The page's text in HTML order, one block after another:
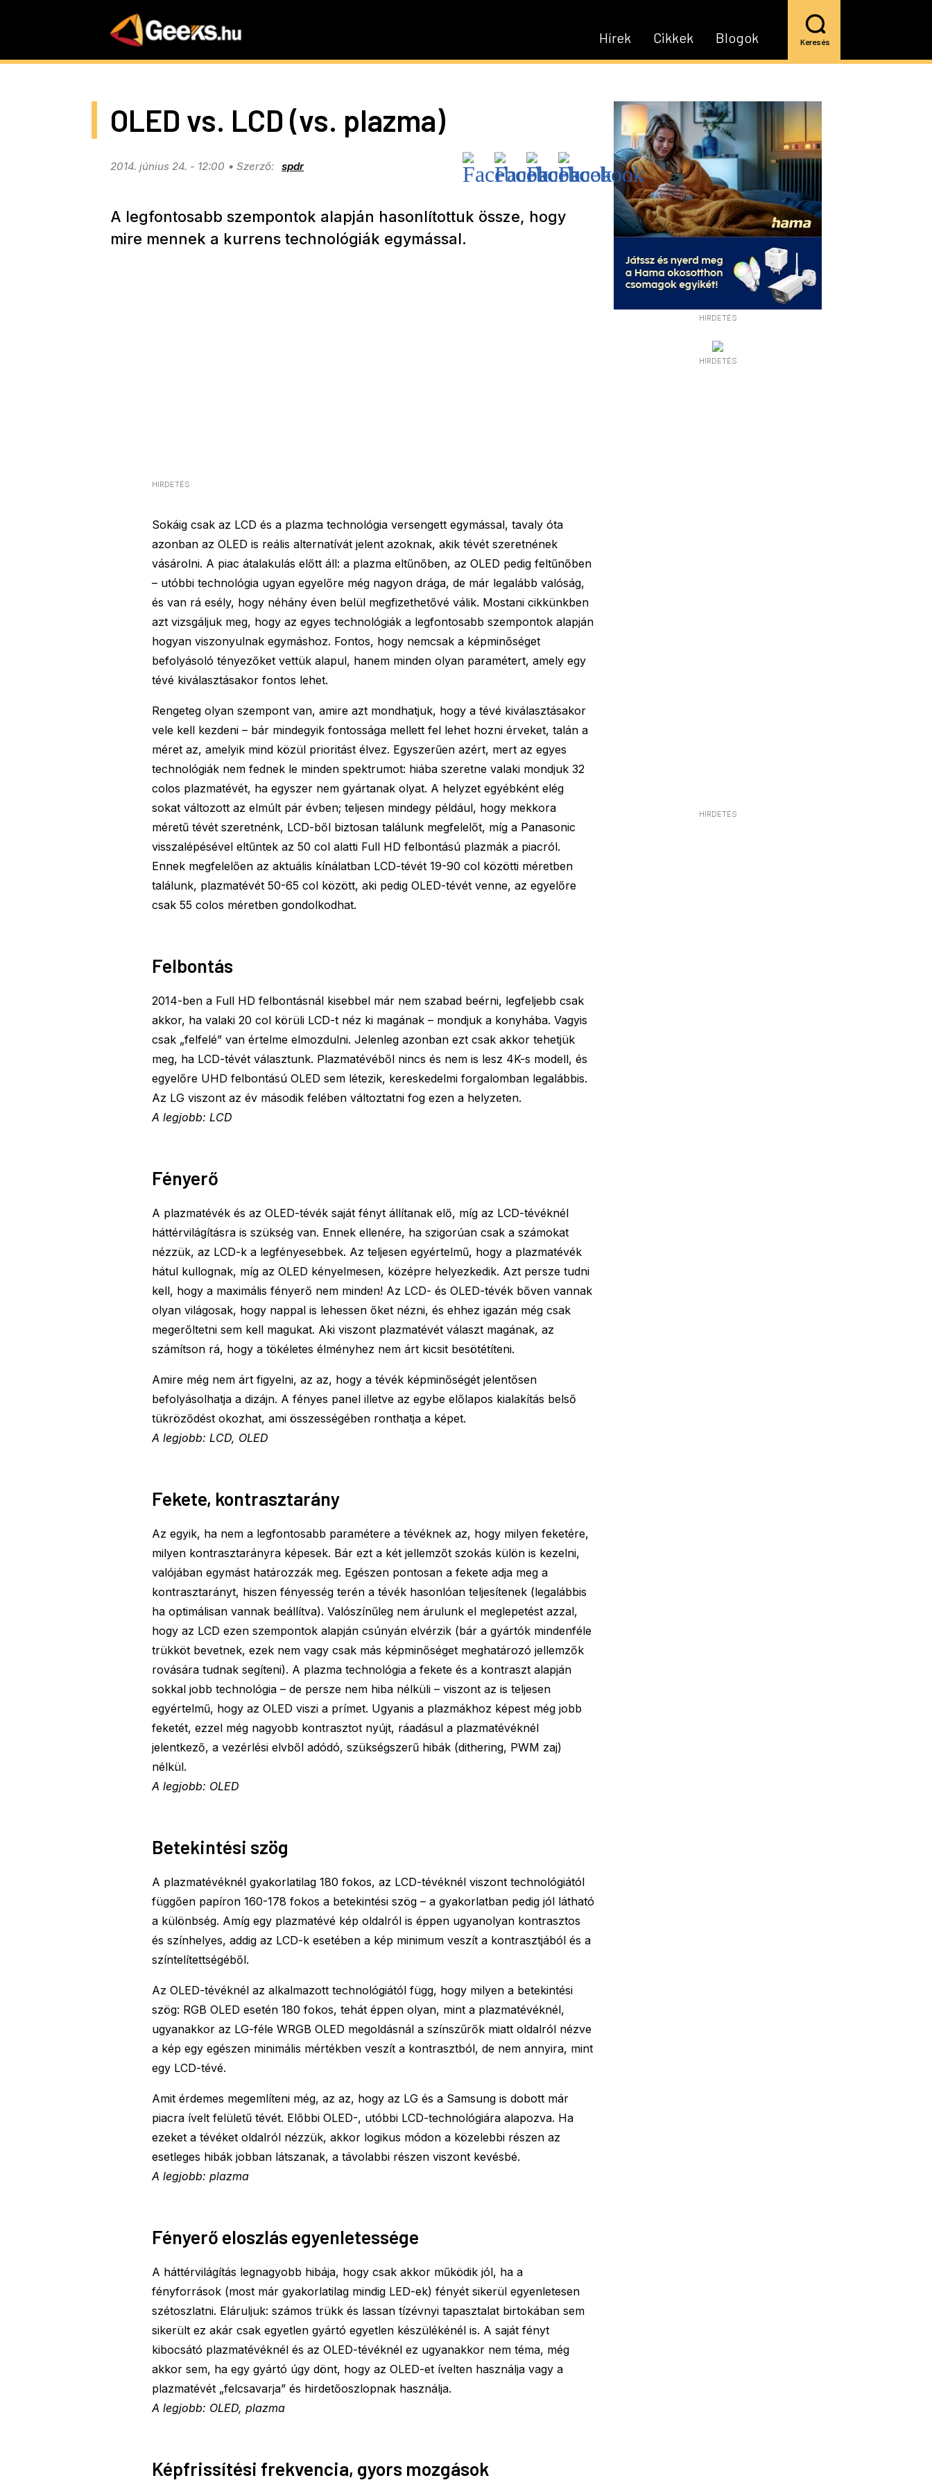
Blogok
Cikkek
Hírek Keresés
HIRDETÉS
HIRDETÉS
HIRDETÉS
OLED vs. LCD (vs. plazma)
2014. június 24. - 12:00 spdr
A legfontosabb szempontok alapján hasonlítottuk össze, hogy
mire mennek a kurrens technológiák egymással.
HIRDETÉS
Sokáig csak az LCD és a plazma technológia versengett egymással, tavaly óta
azonban az OLED is reális alternatívát jelent azoknak, akik tévét szeretnének
vásárolni. A piac átalakulás előtt áll: a plazma eltűnőben, az OLED pedig feltűnőben
– utóbbi technológia ugyan egyelőre még nagyon drága, de már legalább valóság,
és van rá esély, hogy néhány éven belül megfizethetővé válik. Mostani cikkünkben
azt vizsgáljuk meg, hogy az egyes technológiák a legfontosabb szempontok alapján
hogyan viszonyulnak egymáshoz. Fontos, hogy nemcsak a képminőséget
befolyásoló tényezőket vettük alapul, hanem minden olyan paramétert, amely egy
tévé kiválasztásakor fontos lehet.
Rengeteg olyan szempont van, amire azt mondhatjuk, hogy a tévé kiválasztásakor
vele kell kezdeni – bár mindegyik fontossága mellett fel lehet hozni érveket, talán a
méret az, amelyik mind közül prioritást élvez. Egyszerűen azért, mert az egyes
technológiák nem fednek le minden spektrumot: hiába szeretne valaki mondjuk 32
colos plazmatévét, ha egyszer nem gyártanak olyat. A helyzet egyébként elég
sokat változott az elmúlt pár évben; teljesen mindegy például, hogy mekkora
méretű tévét szeretnénk, LCD-ből biztosan találunk megfelelőt, míg a Panasonic
visszalépésével eltűntek az 50 col alatti Full HD felbontású plazmák a piacról.
Ennek megfelelően az aktuális kínálatban LCD-tévét 19-90 col közötti méretben
találunk, plazmatévét 50-65 col között, aki pedig OLED-tévét venne, az egyelőre
csak 55 colos méretben gondolkodhat.
Felbontás
2014-ben a Full HD felbontásnál kisebbel már nem szabad beérni, legfeljebb csak
akkor, ha valaki 20 col körüli LCD-t néz ki magának – mondjuk a konyhába. Vagyis
csak „felfelé” van értelme elmozdulni. Jelenleg azonban ezt csak akkor tehetjük
meg, ha LCD-tévét választunk. Plazmatévéből nincs és nem is lesz 4K-s modell, és
egyelőre UHD felbontású OLED sem létezik, kereskedelmi forgalomban legalábbis.
Az LG viszont az év második felében változtatni fog ezen a helyzeten.
A legjobb: LCD
Fényerő
A plazmatévék és az OLED-tévék saját fényt állítanak elő, míg az LCD-tévéknél
háttérvilágításra is szükség van. Ennek ellenére, ha szigorúan csak a számokat
nézzük, az LCD-k a legfényesebbek. Az teljesen egyértelmű, hogy a plazmatévék
hátul kullognak, míg az OLED kényelmesen, középre helyezkedik. Azt persze tudni
kell, hogy a maximális fényerő nem minden! Az LCD- és OLED-tévék bőven vannak
olyan világosak, hogy nappal is lehessen őket nézni, és ehhez igazán még csak
megerőltetni sem kell magukat. Aki viszont plazmatévét választ magának, az
számítson rá, hogy a tökéletes élményhez nem árt kicsit besötétíteni.
Amire még nem árt figyelni, az az, hogy a tévék képminőségét jelentősen
befolyásolhatja a dizájn. A fényes panel illetve az egybe előlapos kialakítás belső
tükröződést okozhat, ami összességében ronthatja a képet.
A legjobb: LCD, OLED
Fekete, kontrasztarány
Az egyik, ha nem a legfontosabb paramétere a tévéknek az, hogy milyen feketére,
milyen kontrasztarányra képesek. Bár ezt a két jellemzőt szokás külön is kezelni,
valójában egymást határozzák meg. Egészen pontosan a fekete adja meg a
kontrasztarányt, hiszen fényesség terén a tévék hasonlóan teljesítenek (legalábbis
ha optimálisan vannak beállítva). Valószínűleg nem árulunk el meglepetést azzal,
hogy az LCD ezen szempontok alapján csúnyán elvérzik (bár a gyártók mindenféle
trükköt bevetnek, ezek nem vagy csak más képminőséget meghatározó jellemzők
rovására tudnak segíteni). A plazma technológia a fekete és a kontraszt alapján
sokkal jobb technológia – de persze nem hiba nélküli – viszont az is teljesen
egyértelmű, hogy az OLED viszi a prímet. Ugyanis a plazmákhoz képest még jobb
feketét, ezzel még nagyobb kontrasztot nyújt, ráadásul a plazmatévéknél
jelentkező, a vezérlési elvből adódó, szükségszerű hibák (dithering, PWM zaj)
nélkül.
A legjobb: OLED
Betekintési szög
A plazmatévéknél gyakorlatilag 180 fokos, az LCD-tévéknél viszont technológiától
függően papíron 160-178 fokos a betekintési szög – a gyakorlatban pedig jól látható
a különbség. Amíg egy plazmatévé kép oldalról is éppen ugyanolyan kontrasztos
és színhelyes, addig az LCD-k esetében a kép minimum veszít a kontrasztjából és a
színtelítettségéből.
Az OLED-tévéknél az alkalmazott technológiától függ, hogy milyen a betekintési
szög: RGB OLED esetén 180 fokos, tehát éppen olyan, mint a plazmatévéknél,
ugyanakkor az LG-féle WRGB OLED megoldásnál a színszűrők miatt oldalról nézve
a kép egy egészen minimális mértékben veszít a kontrasztból, de nem annyira, mint
egy LCD-tévé.
Amit érdemes megemlíteni még, az az, hogy az LG és a Samsung is dobott már
piacra ívelt felületű tévét. Előbbi OLED-, utóbbi LCD-technológiára alapozva. Ha
ezeket a tévéket oldalról nézzük, akkor logikus módon a közelebbi részen az
esetleges hibák jobban látszanak, a távolabbi részen viszont kevésbé.
A legjobb: plazma
Fényerő eloszlás egyenletessége
A háttérvilágítás legnagyobb hibája, hogy csak akkor működik jól, ha a
fényforrások (most már gyakorlatilag mindig LED-ek) fényét sikerül egyenletesen
szétoszlatni. Eláruljuk: számos trükk és lassan tízévnyi tapasztalat birtokában sem
sikerült ez akár csak egyetlen gyártó egyetlen készülékénél is. A saját fényt
kibocsátó plazmatévéknél és az OLED-tévéknél ez ugyanakkor nem téma, még
akkor sem, ha egy gyártó úgy dönt, hogy az OLED-et ívelten használja vagy a
plazmatévét „felcsavarja” és hirdetőoszlopnak használja.
A legjobb: OLED, plazma
Képfrissítési frekvencia, gyors mozgások